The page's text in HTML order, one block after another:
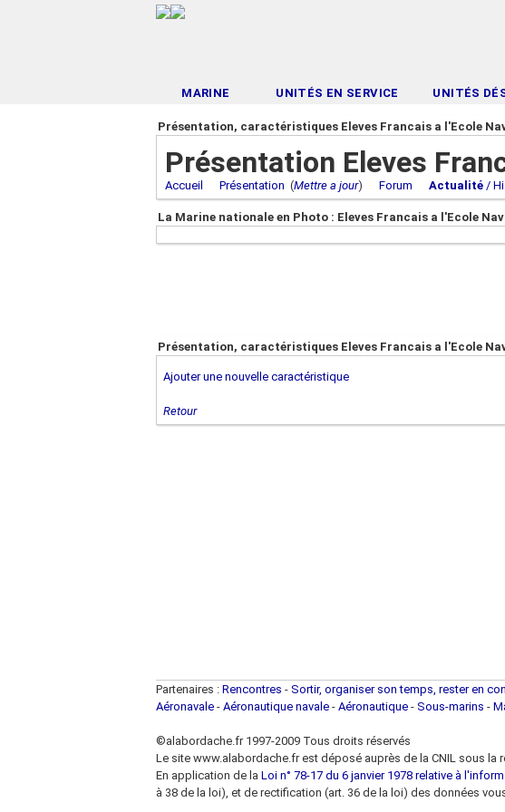
MARINE UNITÉS EN SERVICE UNITÉS
Présentation, caractéristiques Eleves Francais a l'Ecole
Présentation Eleves
Accueil Présentation (Mettre a jour) Forum Actualité /
La Marine nationale en Photo : Eleves Francais a l'Ecole
Présentation, caractéristiques Eleves Francais a l'Ecole
Ajouter une nouvelle caractéristique
Retour
Partenaires : Rencontres - Sortir, organiser son temps, rester en
Aéronavale - Aéronautique navale - Aéronautique - Sous-marins -
©alabordache.fr 1997-2009 Tous droits réservés
Le site www.alabordache.fr est déposé auprès de la CNIL sous la
En application de la Loi n° 78-17 du 6 janvier 1978 relative à
à 38 de la loi), et de rectification (art. 36 de la loi) des données